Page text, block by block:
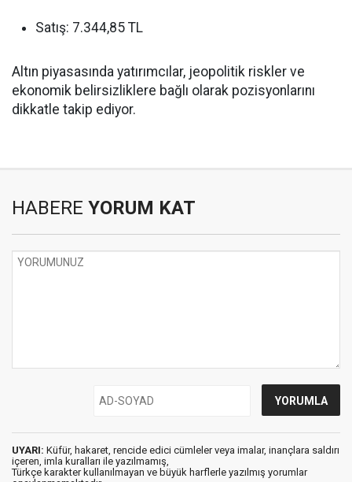
Satış: 7.344,85 TL
Altın piyasasında yatırımcılar, jeopolitik riskler ve
ekonomik belirsizliklere bağlı olarak pozisyonlarını
dikkatle takip ediyor.
HABERE YORUM KAT
UYARI: Küfür, hakaret, rencide edici cümleler veya imalar, inançlara saldırı
içeren, imla kuralları ile yazılmamış,
Türkçe karakter kullanılmayan ve büyük harflerle yazılmış yorumlar